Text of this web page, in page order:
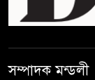
সম্পাদক মন্ডলী